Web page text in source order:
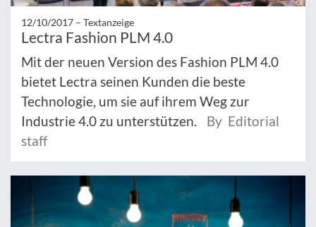
12/10/2017 – Textanzeige
Lectra Fashion PLM 4.0
Mit der neuen Version des Fashion PLM 4.0
bietet Lectra seinen Kunden die beste
Technologie, um sie auf ihrem Weg zur
Industrie 4.0 zu unterstützen.
By Editorial
staff